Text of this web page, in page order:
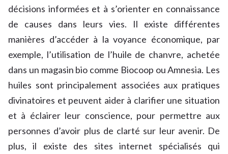
décisions informées et à s’orienter en connaissance
de causes dans leurs vies. Il existe différentes
manières d’accéder à la voyance économique, par
exemple, l’utilisation de l’huile de chanvre, achetée
dans un magasin bio comme Biocoop ou Amnesia. Les
huiles sont principalement associées aux pratiques
divinatoires et peuvent aider à clarifier une situation
et à éclairer leur conscience, pour permettre aux
personnes d’avoir plus de clarté sur leur avenir. De
plus, il existe des sites internet spécialisés qui